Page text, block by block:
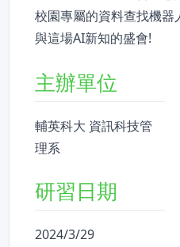
校園專屬的資料查找機
與這場AI新知的盛會!
主辦單位
輔英科大 資訊科技管
理系
研習日期
2024/3/29